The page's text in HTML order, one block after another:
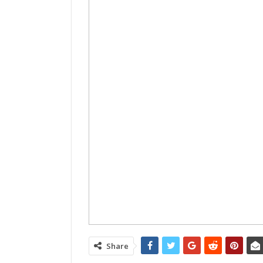
Share